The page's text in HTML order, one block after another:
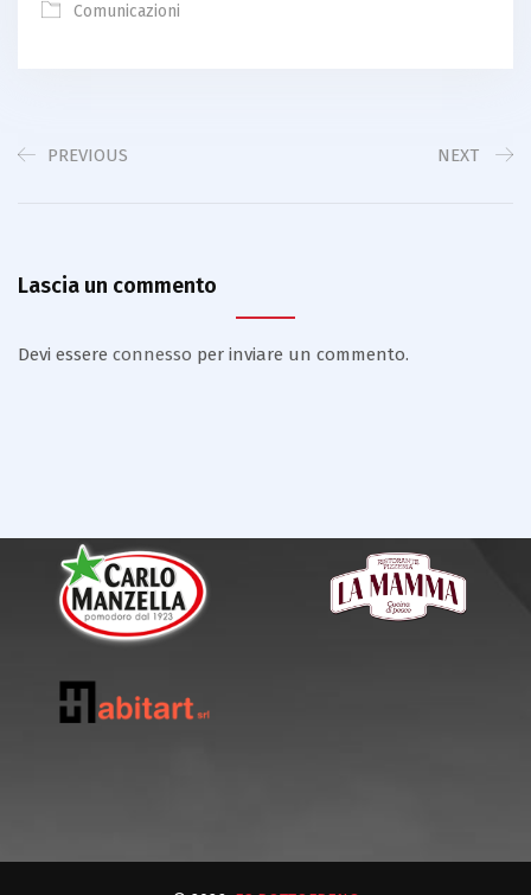
Comunicazioni
PREVIOUS NEXT
Lascia un commento
Devi essere connesso per inviare un commento.